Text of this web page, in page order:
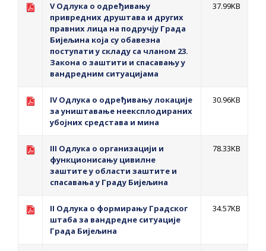
V Одлука о одређивању
привредних друштава и других
правних лица на подручју Града
Бијељина која су обавезна
поступати у складу са чланом 23.
Закона о заштити и спасавању у
вандредним ситуацијама
37.99KB
IV Одлука о одређивању локације
за уништавање неексплодираних
убојних средстава и мина
30.96KB
III Одлука о организацији и
функционисању цивилне
заштите у области заштите и
спасавања у Граду Бијељина
78.33KB
II Одлука о формирању Градског
штаба за вандредне ситуације
Града Бијељина
34.57KB